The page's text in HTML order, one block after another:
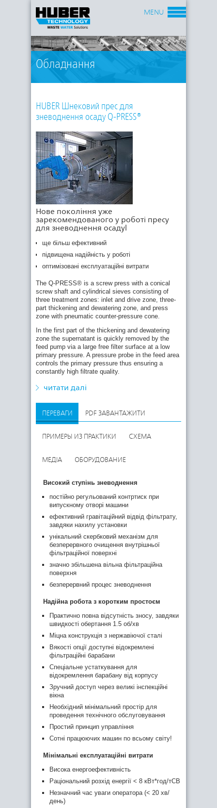
Обладнання
MENU
HUBER Шнековий прес для
зневоднення осаду Q-PRESS®
Нове покоління уже
зарекомендованого у роботі пресу
для зневоднення осадуl
ще більш ефективний
підвищена надійність у роботі
оптимізовані експлуатаційні витрати
The Q-PRESS® is a screw press with a conical
screw shaft and cylindrical sieves consisting of
three treatment zones: inlet and drive zone, three-
part thickening and dewatering zone, and press
zone with pneumatic counter-pressure cone.
In the first part of the thickening and dewatering
zone the supernatant is quickly removed by the
feed pump via a large free filter surface at a low
primary pressure. A pressure probe in the feed area
controls the primary pressure thus ensuring a
constantly high filtrate quality.
читати далі
In the second part of the screen the volume of
material between the screw flights is reduced by
the conical screw and the sludge pressed against
dewatered, with a continuous reduction of the filter
cake thickness. The screen apertures are much
smaller in this screen section.
In the third part of the screen the residual water is
thickness, by the pneumatic counterpressure cone
at the press discharge. The dewatered sludge is
pushed by the conveying screw past the pressure
cone into the discharge chamber. The sludge
residence time in the screw press and thus the
filtration time can be adjusted to individual
requirements by adjusting the rotational speed of
the screw shaft.
ПЕРЕВАГИ PDF ЗАВАНТАЖИТИ
ПРИМЕРЫ ИЗ ПРАКТИКИ СХЕМА
МЕДІА ОБОРУДОВАНИЕ
Високий ступінь зневоднення
постійно регульований контртиск при
випускному отворі машини
ефективний гравітаційний відвід фільтрату,
завдяки нахилу установки
унікальний скербковий механізм для
безперервного очищення внутрішньої
фільтраційної поверхні
значно збільшена вільна фільтраційна
поверхня
безперервний процес зневоднення
Надійна робота з коротким простоєм
Практично повна відсутність зносу, завдяки
швидкості обертання 1.5 об/хв
Міцна конструкція з нержавіючої сталі
Вякості опції доступні відокремлені
фільтраційні барабани
Спеціальне устаткування для
відокремлення барабану від корпусу
Зручний доступ через великі інспекційні
вікна
Необхідний мінімальний простір для
проведення технічного обслуговування
Простий принцип управління
Сотні працюючих машин по всьому світу!
Мінімальні експлуатаційні витрати
Висока енергоефективність
Раціональний розхід енергії < 8 кВт*год/тСВ
Незначний час уваги оператора (< 20 хв/
день)